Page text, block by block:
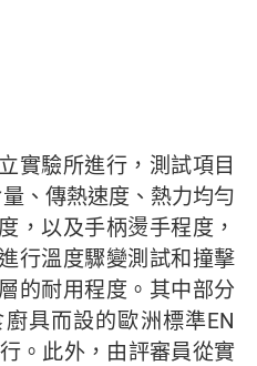
實驗所進行，測試項目
、傳熱速度、熱力均勻
，以及手柄燙手程度，
行溫度驟變測試和撞擊
的耐用程度。其中部分
具而設的歐洲標準EN
。此外，由評審員從實